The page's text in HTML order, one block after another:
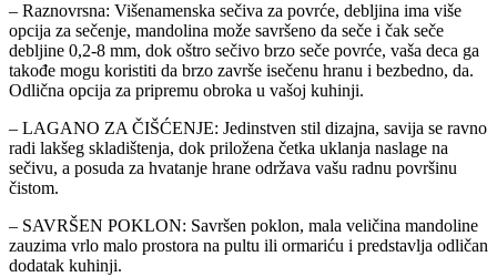
– Raznovrsna: Višenamenska sečiva za povrće, debljina ima više
opcija za sečenje, mandolina može savršeno da seče i čak seče
debljine 0,2-8 mm, dok oštro sečivo brzo seče povrće, vaša deca ga
takođe mogu koristiti da brzo završe isečenu hranu i bezbedno, da.
Odlična opcija za pripremu obroka u vašoj kuhinji.
– LAGANO ZA ČIŠĆENJE: Jedinstven stil dizajna, savija se ravno
radi lakšeg skladištenja, dok priložena četka uklanja naslage na
sečivu, a posuda za hvatanje hrane održava vašu radnu površinu
čistom.
– SAVRŠEN POKLON: Savršen poklon, mala veličina mandoline
zauzima vrlo malo prostora na pultu ili ormariću i predstavlja odličan
dodatak kuhinji.